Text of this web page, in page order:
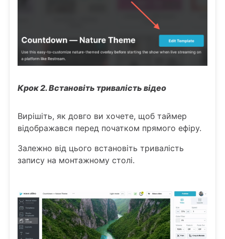
Крок 2. Встановіть тривалість відео
Вирішіть, як довго ви хочете, щоб таймер
відображався перед початком прямого ефіру.
Залежно від цього встановіть тривалість
запису на монтажному столі.